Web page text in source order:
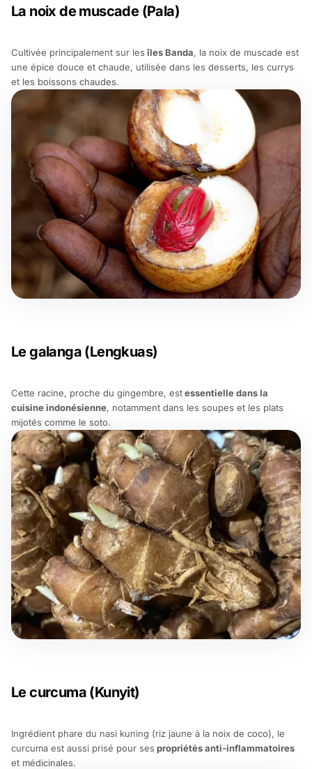
La noix de muscade (Pala)
Cultivée principalement sur lesîles Banda, la noix de muscade est
une épice douce et chaude, utilisée dans les desserts, les currys
et les boissons chaudes.
Le galanga (Lengkuas)
Cette racine, proche du gingembre, estessentielle dans la
cuisine indonésienne, notamment dans les soupes et les plats
mijotés comme le soto.
Le curcuma (Kunyit)
Ingrédient phare du nasi kuning (riz jaune à la noix de coco), le
curcuma est aussi prisé pour ses propriétés anti-inflammatoires
et médicinales.